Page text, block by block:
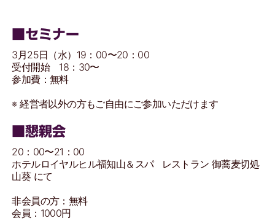
■セミナー
3月25日（水）19：00〜20：00
受付開始 18：30〜
参加費：無料
※ 経営者以外の方もご自由にご参加いただけます
■懇親会
20：00〜21：00
ホテルロイヤルヒル福知山＆スパ レストラン 御蕎麦切処
山葵 にて
非会員の方：無料
会員：1000円